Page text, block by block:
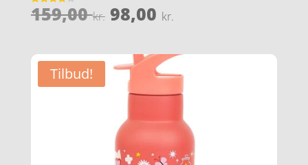
Vurderet
3.9
159,00kr. Den
oprindelige
pris
var:
159,00 kr..
98,00 kr.
pris
98,00 kr..
Tilbud!